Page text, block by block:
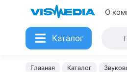
О
Каталог
Главная Каталог